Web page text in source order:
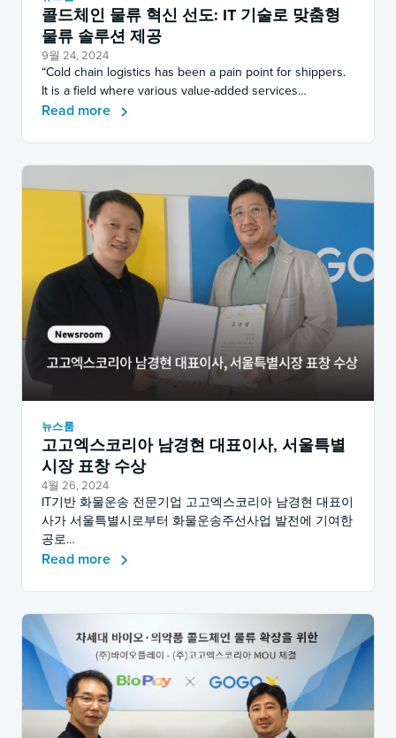
콜드체인 물류 혁신 선도: IT 기술로 맞춤형
물류 솔루션 제공
9월 24, 2024
“Cold chain logistics has been a pain point for shippers.
It is a field where various value-added services…
Read more
뉴스룸
고고엑스코리아 남경현 대표이사, 서울특별
시장 표창 수상
4월 26, 2024
IT기반 화물운송 전문기업 고고엑스코리아 남경현 대표이
사가 서울특별시로부터 화물운송주선사업 발전에 기여한
공로…
Read more